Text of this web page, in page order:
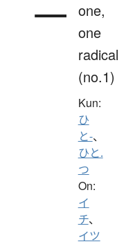
一 one,
one
radical
(no.1)
Kun:
ひ
と-、
ひと.
つ
On:
イ
チ、
イツ